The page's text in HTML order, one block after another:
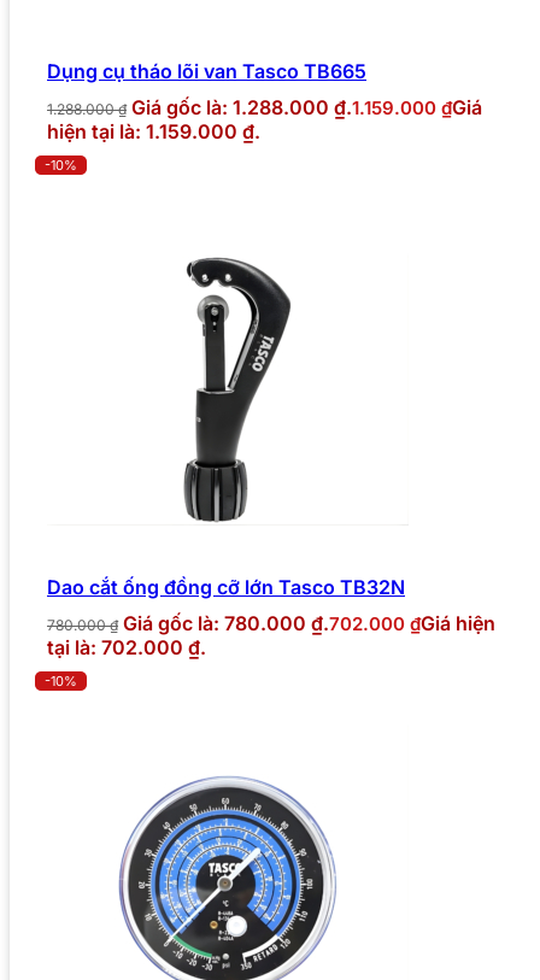
Dụng cụ tháo lõi van Tasco TB665
1.288.000₫ Giá gốc là: 1.288.000 ₫.1.159.000 ₫Giá
hiện tại là: 1.159.000 ₫.
-10%
Dao cắt ống đồng cỡ lớn Tasco TB32N
780.000₫ Giá gốc là: 780.000 ₫.702.000 ₫Giá hiện
tại là: 702.000 ₫.
-10%